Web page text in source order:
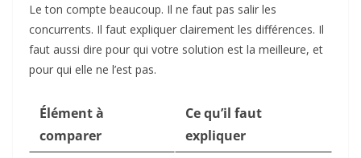
Le ton compte beaucoup. Il ne faut pas salir les
concurrents. Il faut expliquer clairement les différences. Il
faut aussi dire pour qui votre solution est la meilleure, et
pour qui elle ne l’est pas.
Élément à
comparer
Ce qu’il faut
expliquer